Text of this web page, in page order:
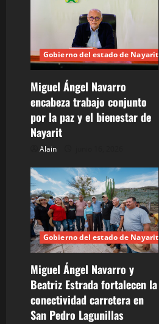
d
e
e
n
t
r
a
d
a
s
Gobierno del estado de Nayarit
Miguel Ángel Navarro
encabeza trabajo conjunto
por la paz y el bienestar de
Nayarit
Alain
Gobierno del estado de Nayarit
Miguel Ángel Navarro y
Beatriz Estrada fortalecen la
conectividad carretera en
San Pedro Lagunillas